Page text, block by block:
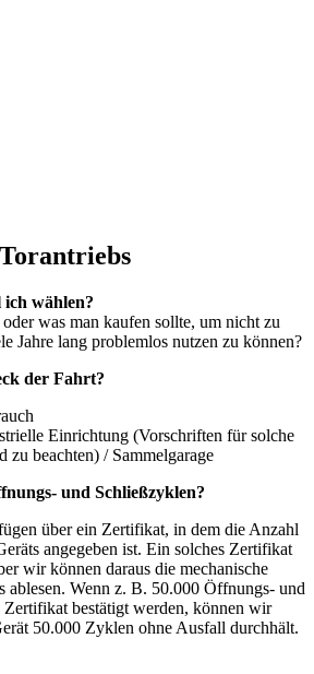
wählen?
oder was man kaufen sollte, um nicht zu
Jahre lang problemlos nutzen zu können?
der Fahrt?
Einrichtung (Vorschriften für solche
zu beachten) / Sammelgarage
und Schließzyklen?
über ein Zertifikat, in dem die Anzahl
angegeben ist. Ein solches Zertifikat
wir können daraus die mechanische
ablesen. Wenn z. B. 50.000 Öffnungs- und
bestätigt werden, können wir
50.000 Zyklen ohne Ausfall durchhält.